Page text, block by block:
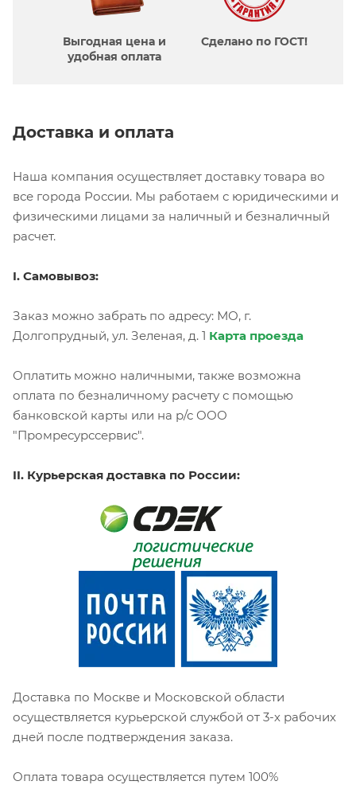
Выгодная цена и
удобная оплата
Сделано по ГОСТ!
Доставка и оплата
Наша компания осуществляет доставку товара во
все города России. Мы работаем с юридическими и
физическими лицами за наличный и безналичный
расчет.
I. Самовывоз:
Заказ можно забрать по адресу: МО, г.
Долгопрудный, ул. Зеленая, д. 1 Карта проезда
Оплатить можно наличными, также возможна
оплата по безналичному расчету с помощью
банковской карты или на р/с ООО
"Промресурссервис".
II. Курьерская доставка по России:
Доставка по Москве и Московской области
осуществляется курьерской службой от 3-х рабочих
дней после подтверждения заказа.
Оплата товара осуществляется путем 100%